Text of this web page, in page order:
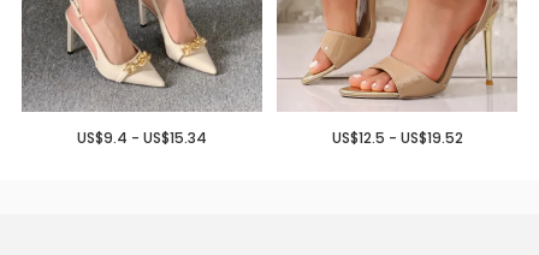
US$12.5 - US$19.52
US$9.4 - US$15.34